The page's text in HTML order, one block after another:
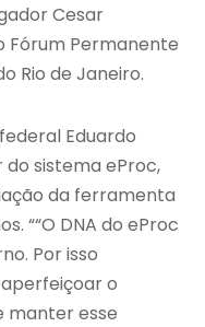
Cesar
Fórum Permanente
Rio de Janeiro.
Eduardo
do sistema eProc,
da ferramenta
““O DNA do eProc
Por isso
o
manter esse